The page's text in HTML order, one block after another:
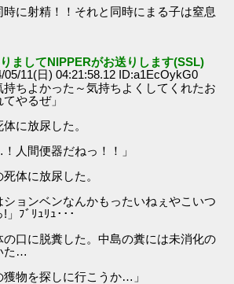
時に射精！！それと同時にまる子は窒息
ましてNIPPERがお送りします(SSL)
05/11(日) 04:21:58.12 ID:a1EcOykG0
ちよかった～気持ちよくしてくれたお
やるぜ」
に放尿した。
人間便器だねっ！！」
体に放尿した。
ョンベンなんかもったいねぇやこいつ
」ﾌﾞﾘｭﾘｭ･･･
口に脱糞した。中島の糞には未消化の
た…
獲物を探しに行こうか…」